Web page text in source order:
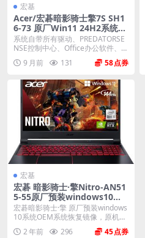
宏基
Acer/宏碁暗影骑士擎7S SH1
6-73 原厂Win11 24H2系统
恢复镜像 带一键恢复
系统自带所有驱动、PREDATORSE
NSE控制中心、Office办公软件、出
厂...
9 月前 131 58
宏基
宏碁 暗影骑士·擎Nitro-AN51
5-55原厂预装windows10系
统OEM系统恢复镜像
宏碁暗影骑士·擎 原厂预装windows
10系统OEM系统恢复镜像，原机提
取，不...
2 年前 296 45